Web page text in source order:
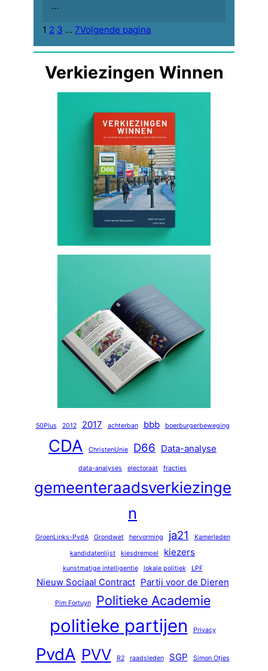
…
1 2 3 … 7Volgende pagina
Verkiezingen Winnen
50Plus 2012 2017 achterban bbb boerburgerbeweging
CDA ChristenUnie D66 Data-analyse
data-analyses electoraat fracties
gemeenteraadsverkiezinge
n
GroenLinks-PvdA Grondwet hervorming ja21 Kamerleden
kandidatenlijst kiesdrempel kiezers
kunstmatige intelligentie lokale politiek LPF
Nieuw Sociaal Contract Partij voor de Dieren
Pim Fortuyn Politieke Academie
politieke partijen Privacy
PvdA PVV R2 raadsleden SGP Simon Otjes